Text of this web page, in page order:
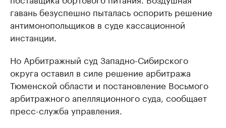
гавань безуспешно пыталась оспорить решение
антимонопольщиков в суде кассационной
инстанции.
Но Арбитражный суд Западно-Сибирского
округа оставил в силе решение арбитража
Тюменской области и постановление Восьмого
арбитражного апелляционного суда, сообщает
пресс-служба управления.